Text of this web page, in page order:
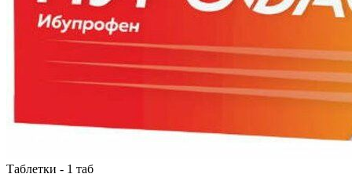
Таблетки - 1 таб